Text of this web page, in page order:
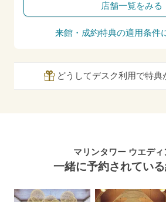
店舗一覧をみる
来館・成約特典の適用条件
どうしてデスク利用で特典
マリンタワー ウエディ
一緒に予約されてい